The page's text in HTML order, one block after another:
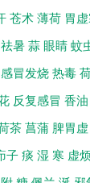
苍术 薄荷 胃
祛暑 蒜 眼睛 蚊
感冒发烧 热毒
反复感冒 香油
茶 菖蒲 脾胃虚
子 痰 湿 寒 虚